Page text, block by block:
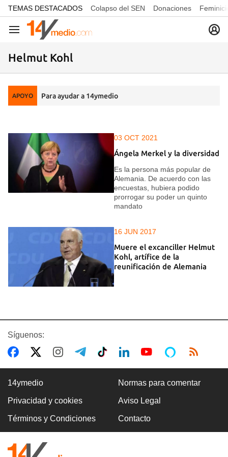
common.go-to-content
TEMAS DESTACADOS Colapso del SEN Donaciones
Navegación
Helmut Kohl
APOYO Para ayudar a 14ymedio
03 OCT 2021
Ángela Merkel y la diversidad
Es la persona más popular de
Alemania. De acuerdo con las
encuestas, hubiera podido
prorrogar su poder un quinto
mandato
16 JUN 2017
Muere el excanciller Helmut
Kohl, artífice de la
reunificación de Alemania
Síguenos:
14ymedio Normas para comentar
Privacidad y cookies Aviso Legal
Términos y Condiciones Contacto